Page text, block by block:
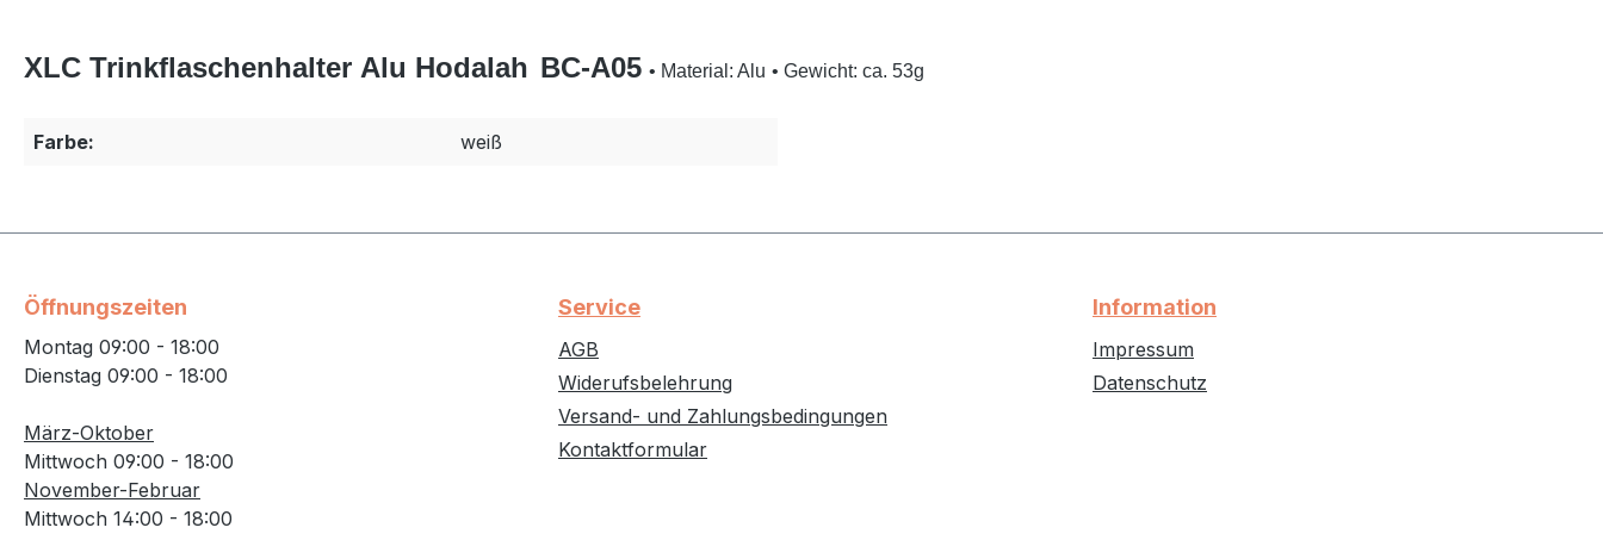
XLC Trinkflaschenhalter Alu Hodalah BC-A05 • Material: Alu • Gewicht: ca. 53g
Farbe: weiß
Öffnungszeiten
Montag 09:00 - 18:00
Dienstag 09:00 - 18:00
März-Oktober
Mittwoch 09:00 - 18:00
November-Februar
Mittwoch 14:00 - 18:00
Service
AGB
Widerufsbelehrung
Versand- und Zahlungsbedingungen
Kontaktformular
Information
Impressum
Datenschutz